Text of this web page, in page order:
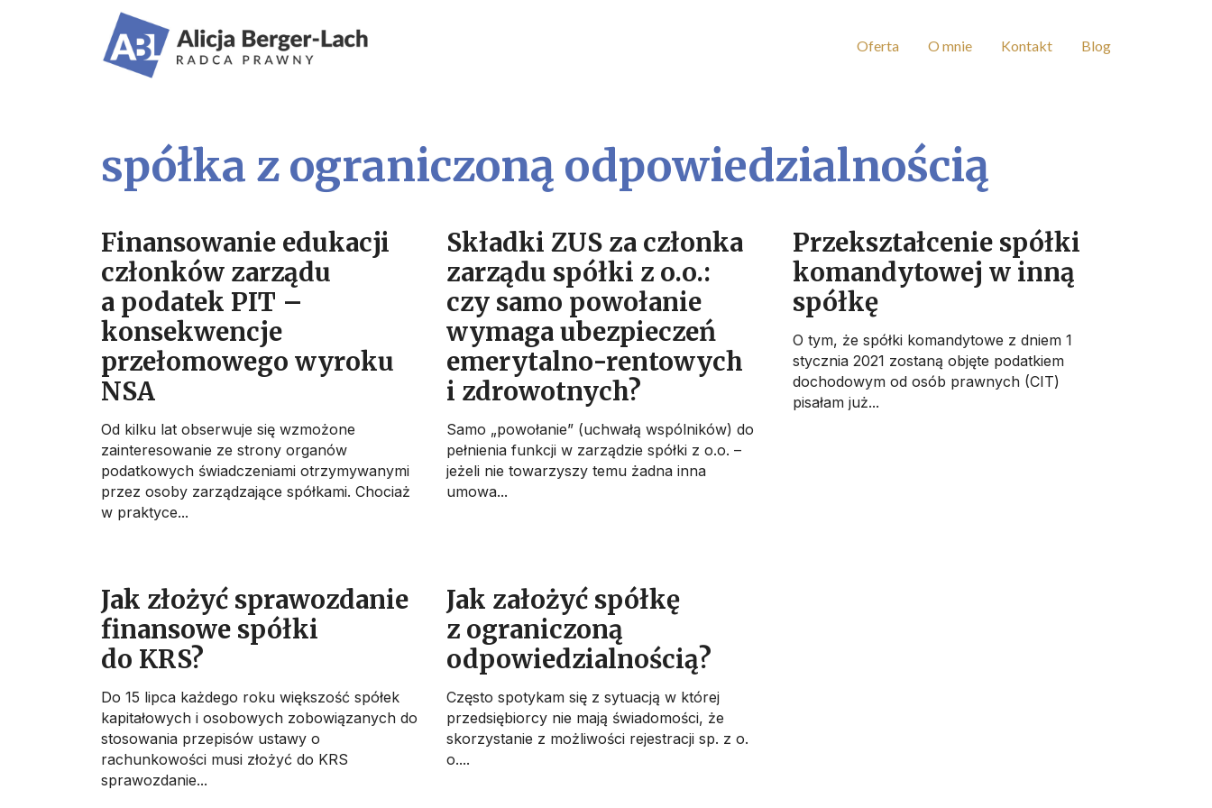
Oferta O mnie Kontakt Blog
spółka z ograniczoną odpowiedzialnością
Finansowanie edukacji
członków zarządu
a podatek PIT –
konsekwencje
przełomowego wyroku
NSA
Od kilku lat obserwuje się wzmożone
zainteresowanie ze strony organów
podatkowych świadczeniami otrzymywanymi
przez osoby zarządzające spółkami. Chociaż
w praktyce...
Składki ZUS za członka
zarządu spółki z o.o.:
czy samo powołanie
wymaga ubezpieczeń
emerytalno-rentowych
i zdrowotnych?
Samo „powołanie” (uchwałą wspólników) do
pełnienia funkcji w zarządzie spółki z o.o. –
jeżeli nie towarzyszy temu żadna inna
umowa...
Przekształcenie spółki
komandytowej w inną
spółkę
O tym, że spółki komandytowe z dniem 1
stycznia 2021 zostaną objęte podatkiem
dochodowym od osób prawnych (CIT)
pisałam już...
Jak złożyć sprawozdanie
finansowe spółki
do KRS?
Do 15 lipca każdego roku większość spółek
kapitałowych i osobowych zobowiązanych do
stosowania przepisów ustawy o
rachunkowości musi złożyć do KRS
sprawozdanie...
Jak założyć spółkę
z ograniczoną
odpowiedzialnością?
Często spotykam się z sytuacją w której
przedsiębiorcy nie mają świadomości, że
skorzystanie z możliwości rejestracji sp. z o.
o....